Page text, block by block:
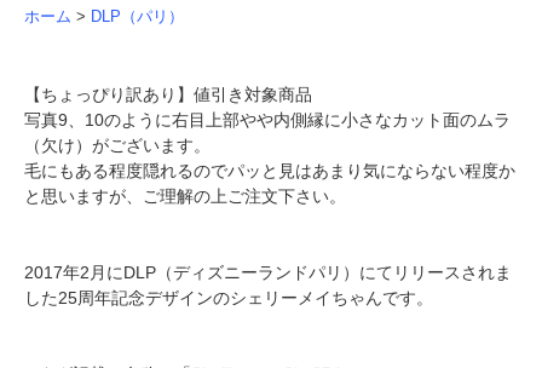
ホーム > DLP（パリ）
【ちょっぴり訳あり】値引き対象商品
写真9、10のように右目上部やや内側縁に小さなカット面のムラ
（欠け）がございます。
毛にもある程度隠れるのでパッと見はあまり気にならない程度か
と思いますが、ご理解の上ご注文下さい。
2017年2月にDLP（ディズニーランドパリ）にてリリースされま
した25周年記念デザインのシェリーメイちゃんです。